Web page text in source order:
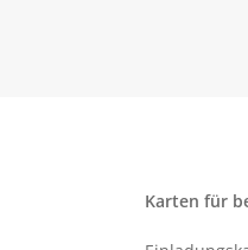
Karten für